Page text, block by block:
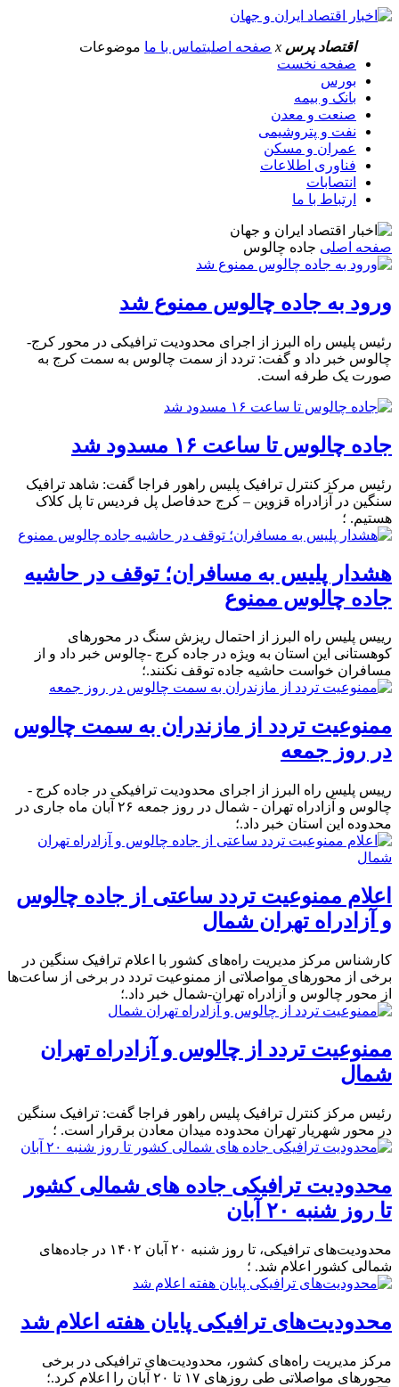
اقتصاد پرس x صفحه اصلیتماس با ما موضوعات
صفحه نخست
بورس
بانک و بیمه
صنعت و معدن
نفت و پتروشیمی
عمران و مسکن
فناوری اطلاعات
انتصابات
ارتباط با ما
صفحه اصلی جاده چالوس
ورود به جاده چالوس ممنوع شد
رئیس پلیس راه البرز از اجرای محدودیت ترافیکی در محور کرج-
چالوس خبر داد و گفت: تردد از سمت چالوس به سمت کرج به
صورت یک طرفه است.
جاده چالوس تا ساعت ۱۶ مسدود شد
رئیس مرکز کنترل ترافیک پلیس راهور فراجا گفت: شاهد ترافیک
سنگین در آزادراه قزوین – کرج حدفاصل پل فردیس تا پل کلاک
هستیم. ؛
هشدار پلیس به مسافران؛ توقف در حاشیه
جاده چالوس ممنوع
رییس پلیس راه البرز از احتمال ریزش سنگ در محورهای
کوهستانی این استان به ویژه در جاده کرج -چالوس خبر داد و از
مسافران خواست حاشیه جاده توقف نکنند.؛
ممنوعیت تردد از مازندران به سمت چالوس
در روز جمعه
رییس پلیس راه البرز از اجرای محدودیت ترافیکی در جاده کرج -
چالوس و آزادراه تهران - شمال در روز جمعه ۲۶ آبان ماه جاری در
محدوده این استان خبر داد.؛
اعلام ممنوعیت تردد ساعتی از جاده چالوس
و آزادراه تهران شمال
کارشناس مرکز مدیریت راه‌های کشور با اعلام ترافیک سنگین در
برخی از محور‌های مواصلاتی از ممنوعیت تردد در برخی از ساعت‌ها
از محور چالوس و آزادراه تهران-شمال خبر داد.؛
ممنوعیت تردد از چالوس و آزادراه تهران
شمال
رئیس مرکز کنترل ترافیک پلیس راهور فراجا گفت: ترافیک سنگین
در محور شهریار تهران محدوده میدان معادن برقرار است. ؛
محدودیت ترافیکی جاده های شمالی کشور
تا روز شنبه ۲۰ آبان
محدودیت‌های ترافیکی، تا روز شنبه ۲۰ آبان ۱۴۰۲ در جاده‌های
شمالی کشور اعلام شد. ؛
محدودیت‌های ترافیکی پایان هفته اعلام شد
مرکز مدیریت راه‌های کشور، محدودیت‌های ترافیکی در برخی
محورهای مواصلاتی طی روزهای ۱۷ تا ۲۰ آبان‌ را اعلام کرد.؛